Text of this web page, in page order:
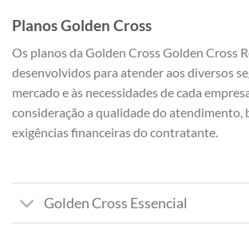
Planos Golden Cross
Os planos da Golden Cross Golden Cross
desenvolvidos para atender aos diversos
mercado e às necessidades de cada
consideração a qualidade do atendimento,
exigências financeiras do contratante.
Golden Cross Essencial